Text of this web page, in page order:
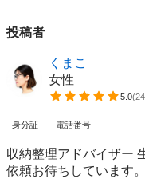
投稿者
くまこ
女性
5.0(
身分証 電話番号
収納整理アドバイザー
依頼お待ちしています